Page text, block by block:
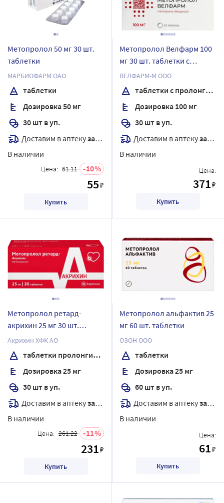
Метопролол 50 мг 30 шт.
таблетки
МАРБИОФАРМ ОАО
таблетки
Дозировка 50 мг
30 шт в уп.
Доставим в аптекузавтра
В наличии
Цена: 61.11 10
55₽
Купить
Метопролол Велфарм 100
мг 30 шт. таблетки с
пролонгированным
высвобождением,
покрытые пленочной
оболочкой
ВЕЛФАРМ-М ООО
таблетки с пролонгированным высвобождением, покрытые пленочной оболочкой
Дозировка 100 мг
30 шт в уп.
Доставим в аптекузавтра
В наличии
Цена:
371₽
Купить
Метопролол ретард-
акрихин 25 мг 30 шт.
таблетки
пролонгированного
действия, покрытые
пленочной оболочкой
Акрихин ХФК АО
таблетки пролонгированного действия, покрытые пленочной оболочкой
Дозировка 25 мг
30 шт в уп.
Доставим в аптекузавтра
В наличии
Цена: 261.22 11
231₽
Купить
Метопролол альфактив 25
мг 60 шт. таблетки
ОЗОН ООО
таблетки
Дозировка 25 мг
60 шт в уп.
Доставим в аптекузавтра
В наличии
Цена:
61₽
Купить